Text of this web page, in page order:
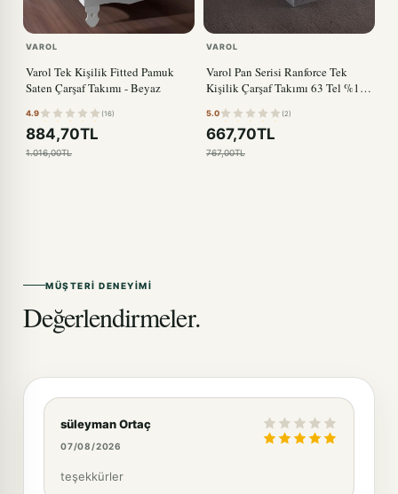
VAROL
Varol Tek Kişilik Fitted Pamuk
Saten Çarşaf Takımı - Beyaz
4.9 (16)
884,70TL
1.016,00TL
VAROL
Varol Pan Serisi Ranforce Tek
Kişilik Çarşaf Takımı 63 Tel %100
5.0 (2)
667,70TL
767,00TL
MÜŞTERI DENEYIMI
Değerlendirmeler.
süleyman Ortaç
07/08/2026
teşekkürler